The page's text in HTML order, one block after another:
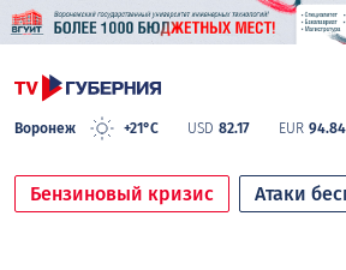
Воронеж +21°C USD 82.17 EUR 94.84
Бензиновый кризис Атаки